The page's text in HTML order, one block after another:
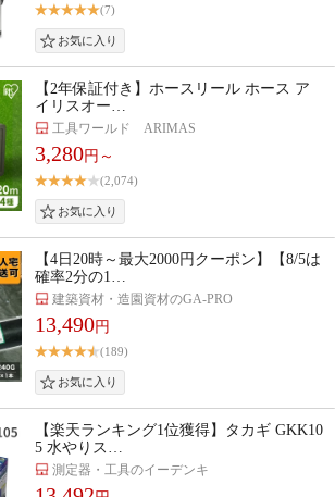
(7)
【2年保証付き】ホースリール ホース ア
イリスオー…
工具ワールド ARIMAS
3,280円～
(2,074)
【4日20時～最大2000円クーポン】【8/5は
確率2分の1…
建築資材・造園資材のGA-PRO
13,490円
(189)
【楽天ランキング1位獲得】タカギ GKK10
5 水やりス…
測定器・工具のイーデンキ